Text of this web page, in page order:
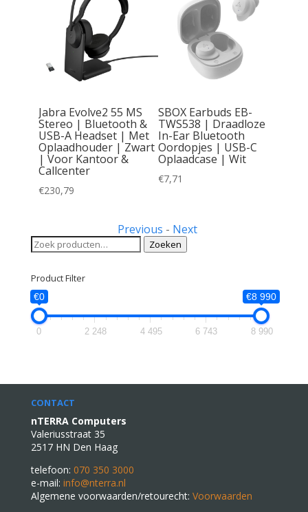
Jabra Evolve2 55 MS
Stereo | Bluetooth &
USB-A Headset | Met
Oplaadhouder | Zwart
| Voor Kantoor &
Callcenter
€230,79
SBOX Earbuds EB-
TWS538 | Draadloze
In-Ear Bluetooth
Oordopjes | USB-C
Oplaadcase | Wit
€7,71
Previous - Next
Zoeken
naar:
Zoeken
Product Filter
€0 €8 990
0 2 248 4 495 6 743 8 990
CONTACT
nTERRA Computers
Valeriusstraat 35
2517 HN Den Haag
telefoon: 070 350 3000
e-mail: info@nterra.nl
Algemene voorwaarden/retourecht: Voorwaarden